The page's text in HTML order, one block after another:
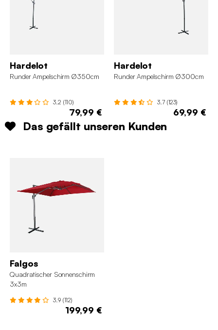
Hardelot
Runder Ampelschirm Ø350cm
3.2 (110)
79,99 €
Hardelot
Runder Ampelschirm Ø300cm
3.7 (123)
69,99 €
Das gefällt unseren Kunden
Falgos
Quadratischer Sonnenschirm
3x3m
3.9 (112)
199,99 €